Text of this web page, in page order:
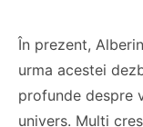
În prezent,
urma acestei
profunde despre
univers. Mulți